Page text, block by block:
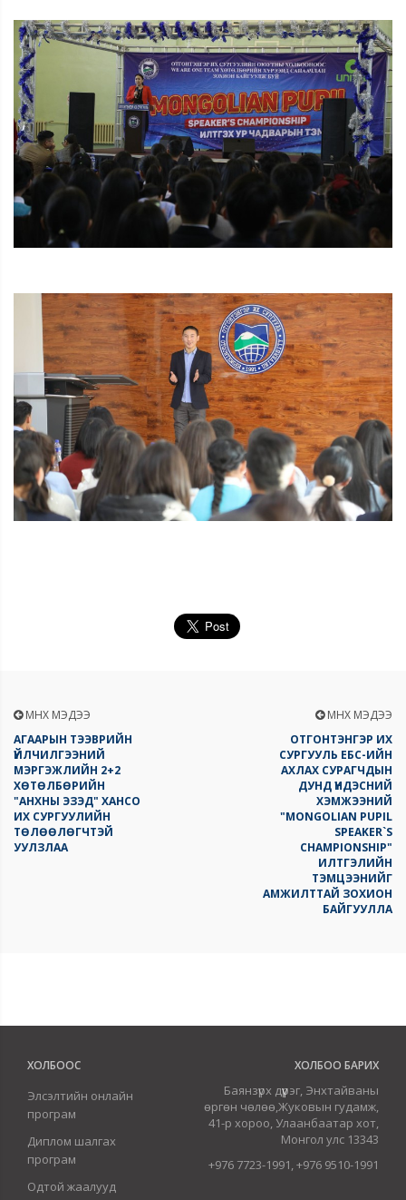
ӨМНӨХ МЭДЭЭ
АГААРЫН ТЭЭВРИЙН
ҮЙЛЧИЛГЭЭНИЙ
МЭРГЭЖЛИЙН 2+2
ХӨТӨЛБӨРИЙН
"АНХНЫ ЭЗЭД" ХАНСО
ИХ СУРГУУЛИЙН
ТӨЛӨӨЛӨГЧТЭЙ
УУЛЗЛАА
ӨМНӨХ МЭДЭЭ
ОТГОНТЭНГЭР ИХ
СУРГУУЛЬ ЕБС-ИЙН
АХЛАХ СУРАГЧДЫН
ДУНД ҮНДЭСНИЙ
ХЭМЖЭЭНИЙ
"MONGOLIAN PUPIL
SPEAKER`S
CHAMPIONSHIP"
ИЛТГЭЛИЙН
ТЭМЦЭЭНИЙГ
АМЖИЛТТАЙ ЗОХИОН
БАЙГУУЛЛА
ХОЛБООС
Элсэлтийн онлайн
програм
Диплом шалгах
програм
Одтой жаалууд
ХОЛБОО БАРИХ
Баянзүрх дүүрэг, Энхтайваны
өргөн чөлөө,Жуковын гудамж,
41-р хороо, Улаанбаатар хот,
Монгол улс 13343
+976 7723-1991, +976 9510-1991